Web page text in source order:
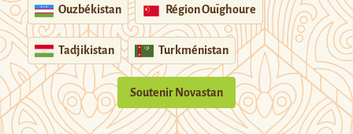
Ouzbékistan Région Ouïghoure
Tadjikistan Turkménistan
Soutenir Novastan